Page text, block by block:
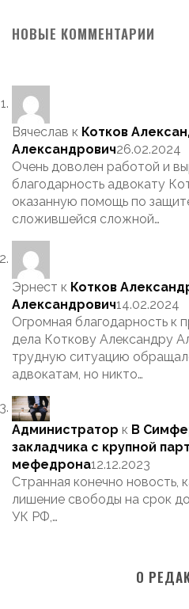
НОВЫЕ КОММЕНТАРИИ
Вячеслав к Котков
Александрович26.02.2024
Очень доволен работой и
благодарность адвокату
оказанную помощь по
сложившейся сложной…
Эрнест к Котков
Александрович14.02.2024
Огромная благодарность к
дела Коткову Александру
трудную ситуацию
адвокатам, но никто…
Администратор к В
закладчика с крупной
мефедрона12.12.2023
Странная конечно новость,
лишение свободы на срок до
УК РФ,…
О